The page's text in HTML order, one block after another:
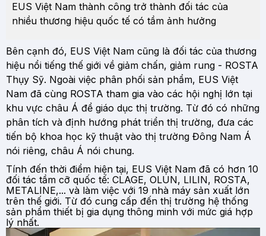
EUS Việt Nam thành công trở thành đối tác của
nhiều thương hiệu quốc tế có tầm ảnh hưởng
Bên cạnh đó, EUS Việt Nam cũng là đối tác của thương
hiệu nổi tiếng thế giới về giảm chấn, giảm rung - ROSTA
Thụy Sỹ. Ngoài việc phân phối sản phẩm, EUS Việt
Nam đã cùng ROSTA tham gia vào các hội nghị lớn tại
khu vực châu Á để giáo dục thị trường. Từ đó có những
phân tích và định hướng phát triển thị trường, đưa các
tiến bộ khoa học kỹ thuật vào thị trường Đông Nam Á
nói riêng, châu Á nói chung.
Tính đến thời điểm hiện tại, EUS Việt Nam đã có hơn 10
đối tác tầm cỡ quốc tế: CLAGE, OLUN, LILIN, ROSTA,
METALINE,... và làm việc với 19 nhà máy sản xuất lớn
trên thế giới. Từ đó cung cấp đến thị trường hệ thống
sản phẩm thiết bị gia dụng thông minh với mức giá hợp
lý nhất.